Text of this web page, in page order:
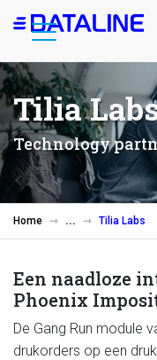
Overslaan
en
de
inhoud
gaan
Tilia
Technology
Home Tilia Labs
Een naadloze
Phoenix
De Gang Run module
drukorders op een